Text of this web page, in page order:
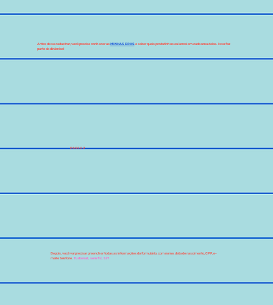
Antes de se cadastrar, você precisa conhecer as MINHAS ERASe saber quais produtinhos eu lancei em cada uma delas. Isso faz
parte da dinâmica!
PASSO 2
Depois, você vai precisar preencher todas as informações do formulário, com nome, data de nascimento, CPF, e-
mail e telefone.Tudo real, sem fic, tá?